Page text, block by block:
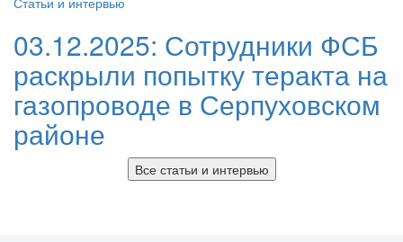
03.12.2025: Сотрудники ФСБ
раскрыли попытку теракта на
газопроводе в Серпуховском
районе
Все статьи и интервью